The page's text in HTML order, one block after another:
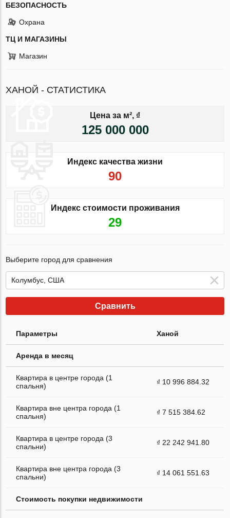
БЕЗОПАСНОСТЬ
Охрана
ТЦ И МАГАЗИНЫ
Магазин
ХАНОЙ - СТАТИСТИКА
Цена за м², ₫
125 000 000
Индекс качества жизни
90
Индекс стоимости проживания
29
Выберите город для сравнения
Сравнить
Параметры Ханой
Аренда в месяц
Квартира в центре города (1
спальня)
₫ 10 996 884.32
Квартира вне центра города (1
спальня)
₫ 7 515 384.62
Квартира в центре города (3
спальни)
₫ 22 242 941.80
Квартира вне центра города (3
спальни)
₫ 14 061 551.63
Стоимость покупки недвижимости